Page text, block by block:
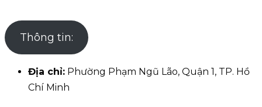
Thông tin:
Địa chỉ: Phường Phạm Ngũ Lão, Quận 1, TP. Hồ
Chí Minh